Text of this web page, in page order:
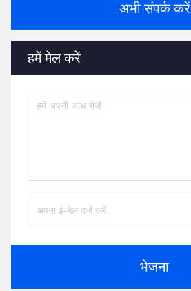
अभी संपर्क करें
हमें मेल करें
भेजना